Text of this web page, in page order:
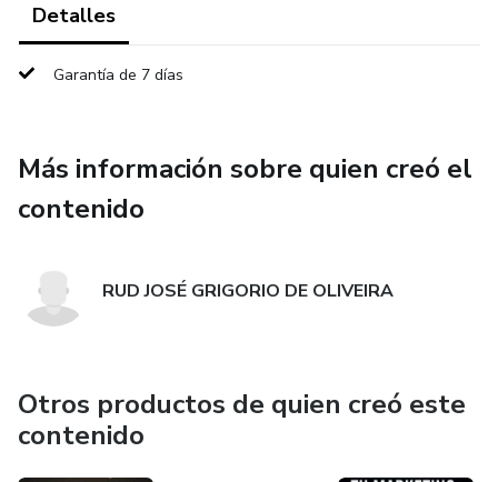
mercado digital.
Detalles
Garantía de 7 días
Más información sobre quien creó el
contenido
RUD JOSÉ GRIGORIO DE OLIVEIRA
Otros productos de quien creó este
contenido